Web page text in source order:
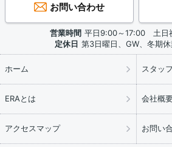
お問い合わせ
営業時間 平日9:00～17:00 土日
定休日 第3日曜日、GW、冬期
ホーム スタッ
ERAとは 会社概
アクセスマップ お問い